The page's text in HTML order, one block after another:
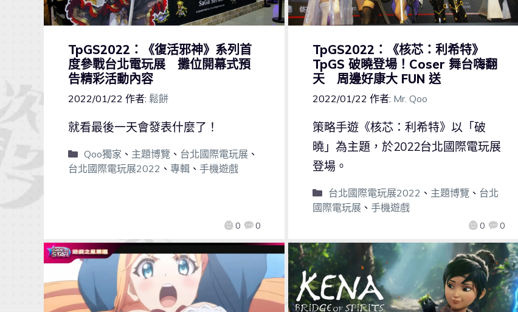
TpGS2022：《復活邪神》系列首
度參戰台北電玩展 攤位開幕式預
告精彩活動內容
2022/01/22 作者: 鬆餅
0 0
就看最後一天會發表什麼了！
Qoo獨家 、 主題博覽、 台北國際電玩展、
台北國際電玩展2022 、 專輯 、 手機遊戲
TpGS2022：《核芯：利希特》
TpGS 破曉登場！Coser 舞台嗨翻
天 周邊好康大 FUN 送
2022/01/22 作者: Mr. Qoo
0 0
策略手遊《核芯：利希特》以「破
曉」為主題，於2022台北國際電玩展
登場。
台北國際電玩展2022 、 主題博覽、 台北
國際電玩展、 手機遊戲